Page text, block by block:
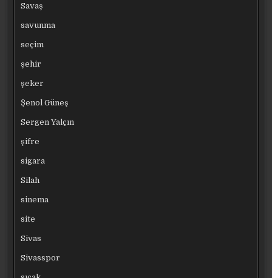
Savaş
savunma
seçim
şehir
şeker
Şenol Güneş
Sergen Yalçın
şifre
sigara
Silah
sinema
site
Sivas
Sivasspor